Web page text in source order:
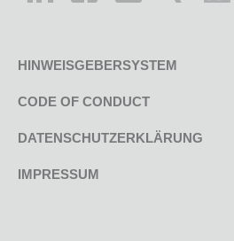
HINWEISGEBERSYSTEM
CODE OF CONDUCT
DATENSCHUTZERKLÄRUNG
IMPRESSUM